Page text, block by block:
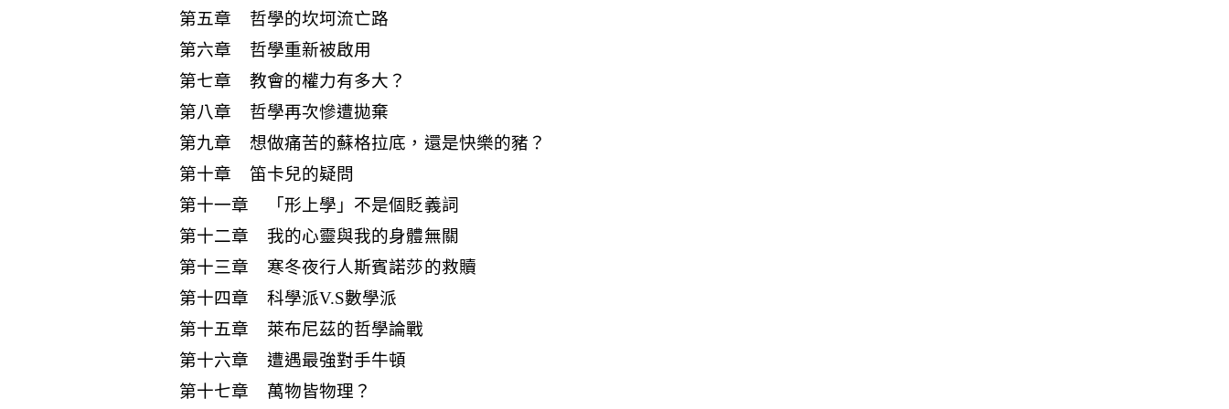
第五章 哲學的坎坷流亡路
第六章 哲學重新被啟用
第七章 教會的權力有多大？
第八章 哲學再次慘遭拋棄
第九章 想做痛苦的蘇格拉底，還是快樂的豬？
第十章 笛卡兒的疑問
第十一章 「形上學」不是個貶義詞
第十二章 我的心靈與我的身體無關
第十三章 寒冬夜行人斯賓諾莎的救贖
第十四章 科學派V.S數學派
第十五章 萊布尼茲的哲學論戰
第十六章 遭遇最強對手牛頓
第十七章 萬物皆物理？